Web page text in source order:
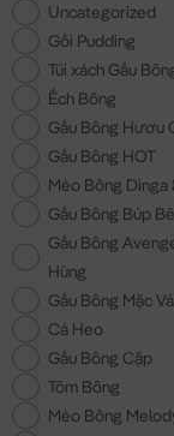
Uncategorized
Gối Pudding
Túi xách Gấu
Ếch Bông
Gấu Bông Hươu
Gấu Bông HOT
Mèo Bông Dinga
Gấu Bông Búp Bê
Gấu Bông
Hùng
Gấu Bông Mặc
Cá Heo
Gấu Bông Cặp
Tôm Bông
Mèo Bông